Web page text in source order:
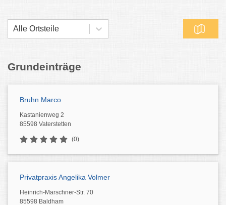
Alle Ortsteile
Grundeinträge
Bruhn Marco
Kastanienweg 2
85598 Vaterstetten
(0)
Privatpraxis Angelika Volmer
Heinrich-Marschner-Str. 70
85598 Baldham